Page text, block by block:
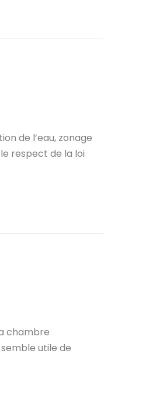
de l’eau, zonage
respect de la loi
chambre
semble utile de